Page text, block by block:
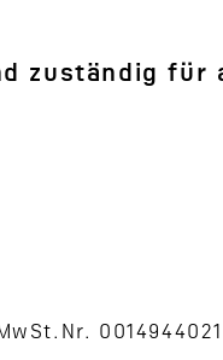
zuständig für